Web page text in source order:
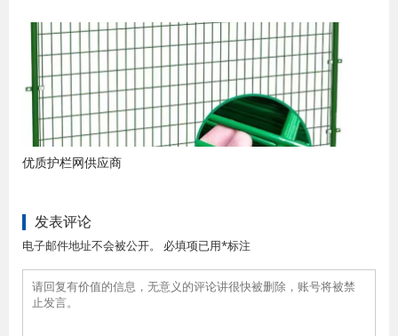
优质护栏网供应商
发表评论
电子邮件地址不会被公开。 必填项已用*标注